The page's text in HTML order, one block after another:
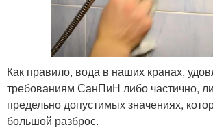
Как правило, вода в наших кранах,
требованиям СанПиН либо частично,
предельно допустимых значениях,
большой разброс.